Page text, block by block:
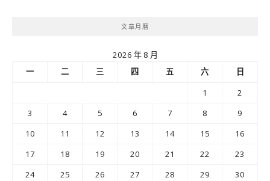
文章月曆
2026 年 8 月
一
二 三 四 五 六
日
1
2
3
4 5 6 7 8
9
10
11 12 13 14 15
16
17
18 19 20 21 22
23
24
25 26 27 28 29
30